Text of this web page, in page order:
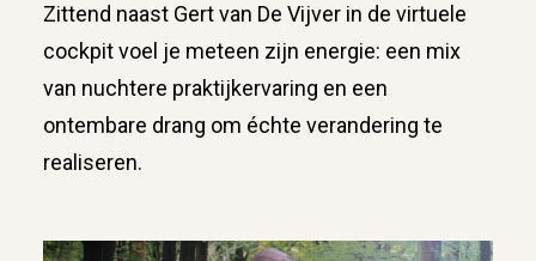
Partners
Logboek
Zittend naast Gert van De Vijver in de virtuele
cockpit voel je meteen zijn energie: een mix
van nuchtere praktijkervaring en een
ontembare drang om échte verandering te
realiseren.